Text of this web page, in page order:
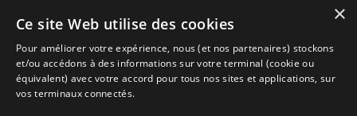
Les descriptions et photos contenues dans le site Armor-vacances sont sous
la responsabilité des propriétaires, ces informations sont indicatives et non
contractuelles. Les données sont protégées par copyright Armor-vacances.
×
Ce site Web utilise des cookies
Pour améliorer votre expérience, nous (et nos partenaires) stockons
et/ou accédons à des informations sur votre terminal (cookie ou
équivalent) avec votre accord pour tous nos sites et applications, sur
vos terminaux connectés.